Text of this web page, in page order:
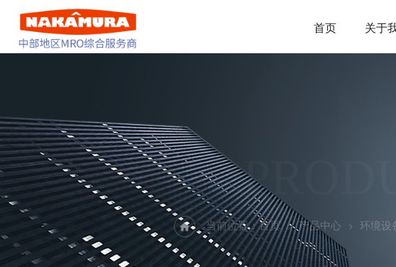
首页 关于
当前位置：首页 产品中心 环境设